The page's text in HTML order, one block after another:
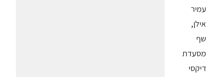
עמיר
אילן,
שף
מסעדת
דיקסי